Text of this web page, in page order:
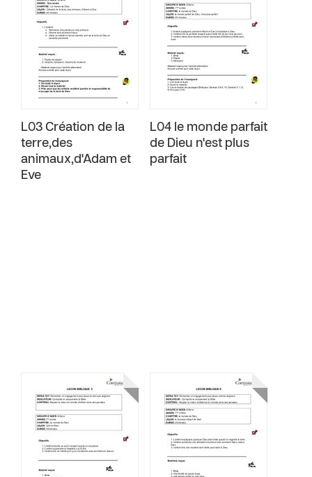
L03 Création de la
terre,des
animaux,d'Adam et
Eve
L04 le monde parfait
de Dieu n'est plus
parfait